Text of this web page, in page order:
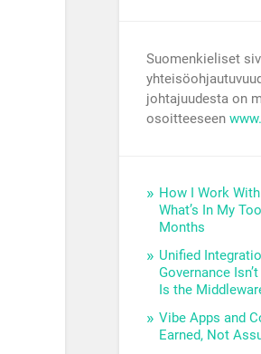
Suomenkieliset
johtajuudesta on
osoitteeseen
How I Work
What’s In My
Months
Unified
Governance
Is the
Vibe Apps and
Earned, Not